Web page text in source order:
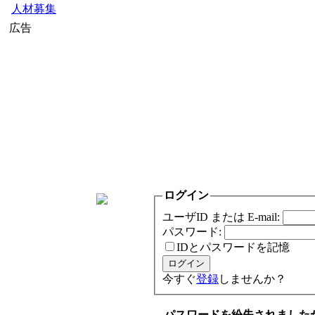
人材募集
広告
ログイン
ユーザID または E-mail:
パスワード:
IDとパスワードを記憶
今すぐ登録しませんか？